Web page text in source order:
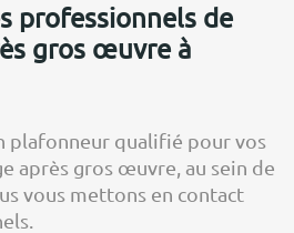
professionnels de
gros œuvre à
plafonneur qualifié pour vos
après gros œuvre, au sein de
vous mettons en contact